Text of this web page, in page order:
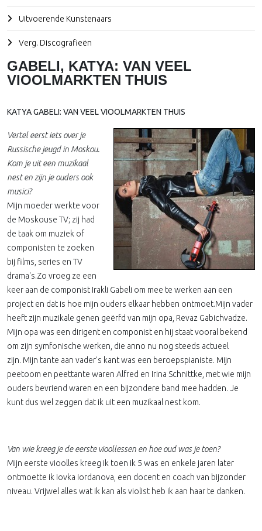
Uitvoerende Kunstenaars
Verg. Discografieën
GABELI, KATYA: VAN VEEL
VIOOLMARKTEN THUIS
KATYA GABELI: VAN VEEL VIOOLMARKTEN THUIS
Vertel eerst iets over je
Russische jeugd in Moskou.
Kom je uit een muzikaal
nest en zijn je ouders ook
musici?
Mijn moeder werkte voor
de Moskouse TV; zij had
de taak om muziek of
componisten te zoeken
bij films, series en TV
drama's.Zo vroeg ze een
keer aan de componist Irakli Gabeli om mee te werken aan een
project en dat is hoe mijn ouders elkaar hebben ontmoet.Mijn vader
heeft zijn muzikale genen geërfd van mijn opa, Revaz Gabichvadze.
Mijn opa was een dirigent en componist en hij staat vooral bekend
om zijn symfonische werken, die anno nu nog steeds actueel
zijn. Mijn tante aan vader's kant was een beroepspianiste. Mijn
peetoom en peettante waren Alfred en Irina Schnittke, met wie mijn
ouders bevriend waren en een bijzondere band mee hadden. Je
kunt dus wel zeggen dat ik uit een muzikaal nest kom.
Van wie kreeg je de eerste vioollessen en hoe oud was je toen?
Mijn eerste vioolles kreeg ik toen ik 5 was en enkele jaren later
ontmoette ik Iovka Iordanova, een docent en coach van bijzonder
niveau. Vrijwel alles wat ik kan als violist heb ik aan haar te danken.